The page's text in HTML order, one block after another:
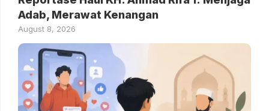
Adab, Merawat Kenangan
August 8, 2026